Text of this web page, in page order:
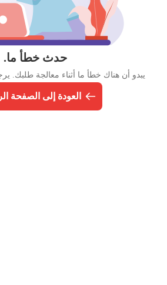
حدث خطأ ما.
يبدو أن هناك خطأ ما أثناء معالجة طلبك.
العودة إلى الصفحة